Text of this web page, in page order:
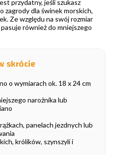
przydatny, jeśli szukasz
zagrody dla świnek morskich,
Ze względu na swój rozmiar
również do mniejszego
skrócie
o wymiarach ok. 18 x 24 cm
narożnika lub
panelach jezdnych lub
królików, szynszyli i